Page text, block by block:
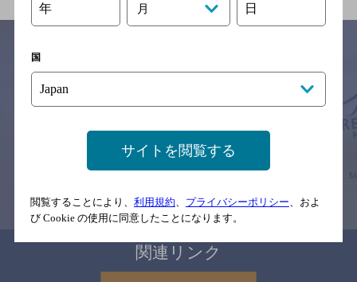
念のためお店にご確認の上ご来店くださいますようお願い申し上げま
す。
関連リンク
年 月 日
国
サイトを閲覧する
閲覧することにより、 利用規約 プライバシーポリシー 、およ
び Cookie の使用に同意したことになります。